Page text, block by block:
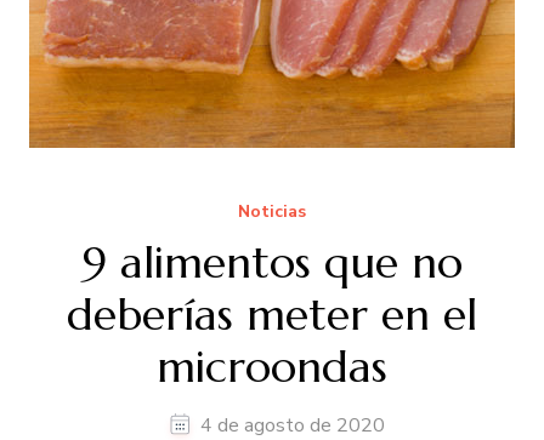
Noticias
9 alimentos que no
deberías meter en el
microondas
4 de agosto de 2020